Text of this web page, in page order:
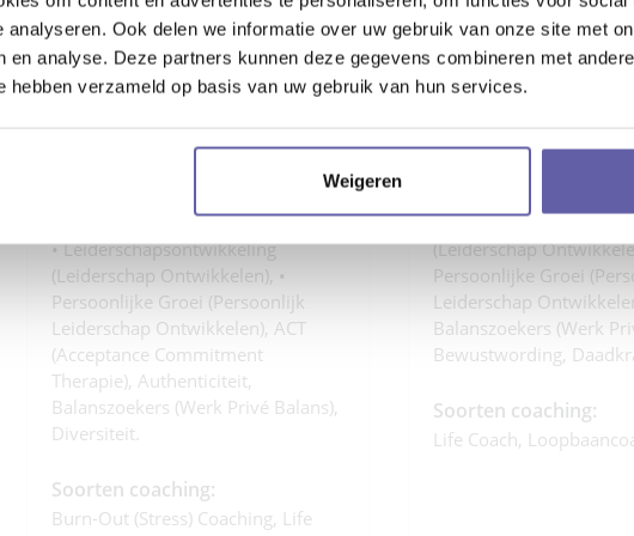
analyseren. Ook delen we informatie over uw gebruik van onze site met
en analyse. Deze partners kunnen deze gegevens combineren met
hebben verzameld op basis van uw gebruik van hun services.
Weigeren
Coach Patrick RL
Dit is Coach Patrick RL:
relativeringsvermogen, vol
• Leiderschapsontwikkeling
(leiderschap Ontwikkelen), •
Persoonlijke Groei (persoonlijk
Leiderschap Ontwikkelen), ACT
(Acceptance Commitment
Therapie), Authenticiteit,
Balanszoekers (werk Privé Balans),
Diversiteit.
Soorten coaching:
Burn-Out (stress) Coaching, Life
Coach Nicole
Dit is Coach Nicole:
resultaatgericht.
•
(leiderschap
Persoonlijke Groei
Leiderschap
Balanszoekers (werk
Bewustwording,
Soorten coaching:
Life Coach,